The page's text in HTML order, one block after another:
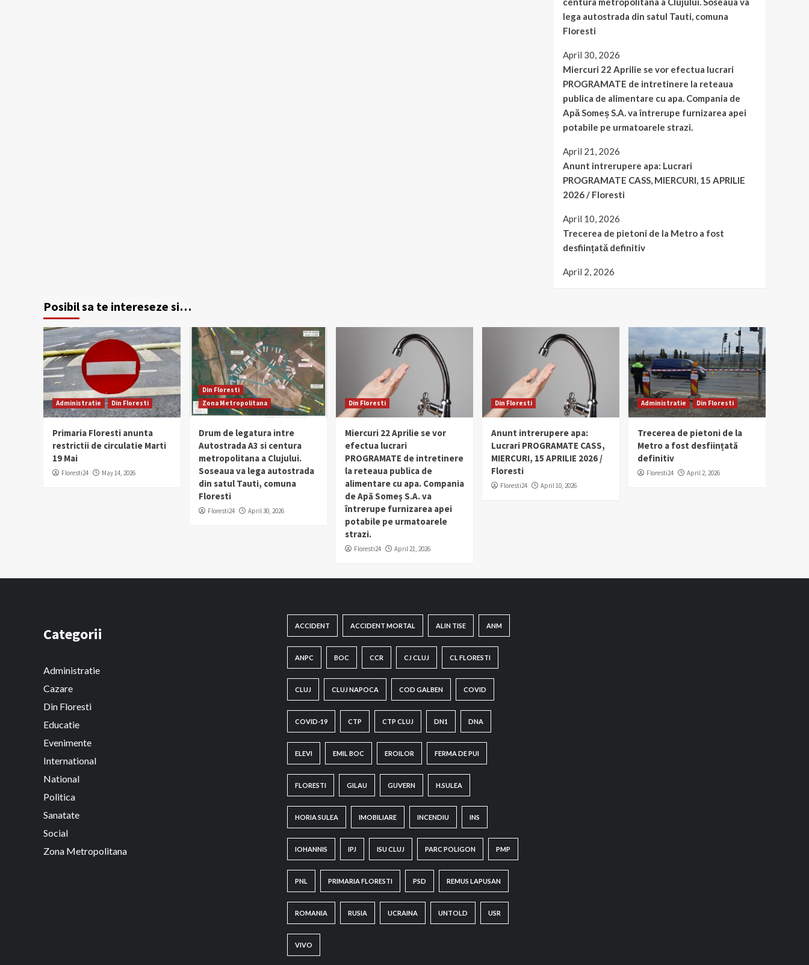
lega autostrada din satul Tauti, comuna
Floresti
April 30, 2026
Miercuri 22 Aprilie se vor efectua lucrari
PROGRAMATE de intretinere la reteaua
publica de alimentare cu apa. Compania de
Apă Someș S.A. va întrerupe furnizarea apei
potabile pe urmatoarele strazi.
April 21, 2026
Anunt intrerupere apa: Lucrari
PROGRAMATE CASS, MIERCURI, 15 APRILIE
2026 / Floresti
April 10, 2026
Trecerea de pietoni de la Metro a fost
desființată definitiv
April 2, 2026
Posibil sa te intereseze si…
Administratie Din Floresti
Primaria Floresti anunta
restrictii de circulatie Marti
19 Mai
Floresti24 May 14, 2026
Din Floresti
Zona Metropolitana
Drum de legatura intre
Autostrada A3 si centura
metropolitana a Clujului.
Soseaua va lega autostrada
din satul Tauti, comuna
Floresti
Floresti24 April 30, 2026
Din Floresti
Miercuri 22 Aprilie se vor
efectua lucrari
PROGRAMATE de intretinere
la reteaua publica de
alimentare cu apa. Compania
de Apă Someș S.A. va
întrerupe furnizarea apei
potabile pe urmatoarele
strazi.
Floresti24 April 21, 2026
Din Floresti
Anunt intrerupere apa:
Lucrari PROGRAMATE CASS,
MIERCURI, 15 APRILIE 2026 /
Floresti
Floresti24 April 10, 2026
Administratie Din Floresti
Trecerea de pietoni de la
Metro a fost desființată
definitiv
Floresti24 April 2, 2026
Categorii
Administratie
Cazare
Din Floresti
Educatie
Evenimente
International
National
Politica
Sanatate
Social
Zona Metropolitana
ACCIDENT ACCIDENT MORTAL ALIN TISE ANM
ANPC BOC CCR CJ CLUJ CL FLORESTI
CLUJ CLUJ NAPOCA COD GALBEN COVID
COVID-19 CTP CTP CLUJ DN1 DNA
ELEVI EMIL BOC EROILOR FERMA DE PUI
FLORESTI GILAU GUVERN H.SULEA
HORIA SULEA IMOBILIARE INCENDIU INS
IOHANNIS IPJ ISU CLUJ PARC POLIGON PMP
PNL PRIMARIA FLORESTI PSD REMUS LAPUSAN
ROMANIA RUSIA UCRAINA UNTOLD USR
VIVO